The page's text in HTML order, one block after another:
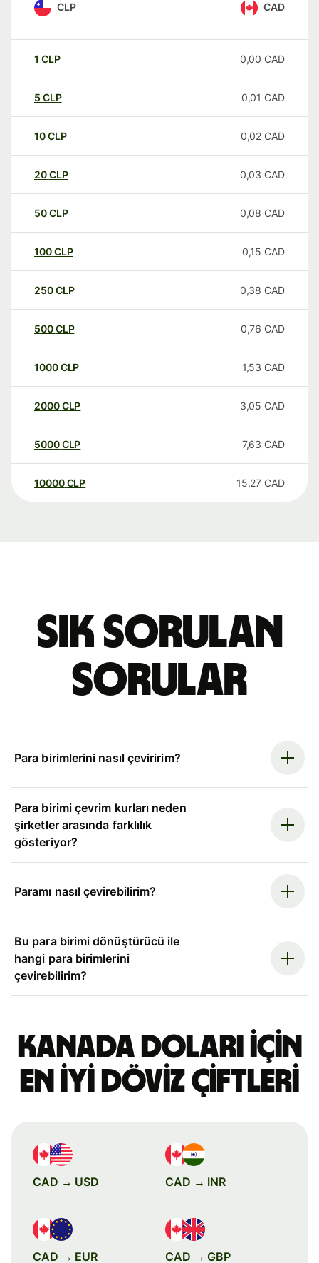
CLP CAD
1 CLP 0,00 CAD
5 CLP 0,01 CAD
10CLP 0,02 CAD
20CLP 0,03 CAD
50CLP 0,08 CAD
100CLP 0,15 CAD
250CLP 0,38 CAD
500CLP 0,76 CAD
1000CLP 1,53 CAD
2000CLP 3,05 CAD
5000CLP 7,63 CAD
10000 CLP 15,27 CAD
Sık sorulan
sorular
Para birimlerini nasıl çeviririm?
Para birimi çevrim kurları neden
şirketler arasında farklılık
gösteriyor?
Paramı nasıl çevirebilirim?
Bu para birimi dönüştürücü ile
hangi para birimlerini
çevirebilirim?
Kanada doları için
en iyi döviz çiftleri
CAD → USD CAD → INR
CAD → EUR CAD → GBP